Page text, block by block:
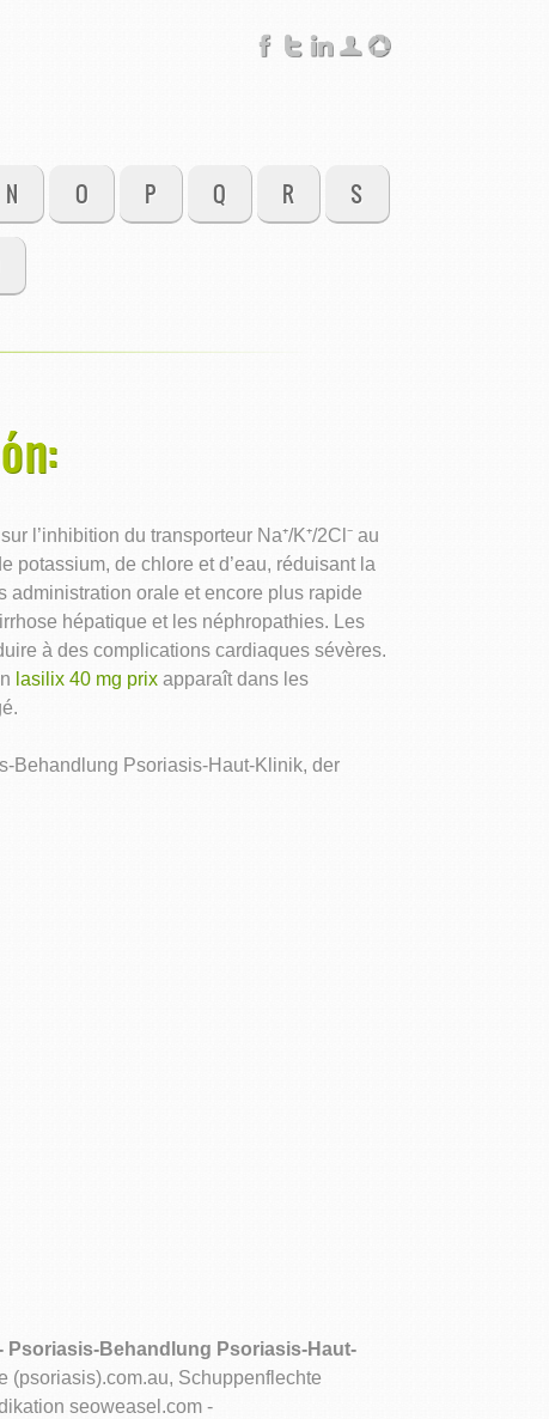
N O P Q R S
l’inhibition du transporteur Na⁺/K⁺/2Cl⁻ au
potassium, de chlore et d’eau, réduisant la
administration orale et encore plus rapide
hépatique et les néphropathies. Les
à des complications cardiaques sévères.
lasilix 40 mg prix apparaît dans les
Behandlung Psoriasis-Haut-Klinik, der
Behandlung Psoriasis-Haut-
(psoriasis).com.au, Schuppenflechte
seoweasel.com -